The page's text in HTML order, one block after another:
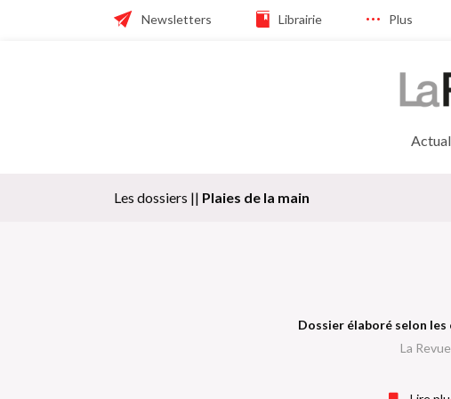
Header
Newsletters Librairie Plus
principale
Les dossiers || Plaies de la main
Dossier élaboré selon
La